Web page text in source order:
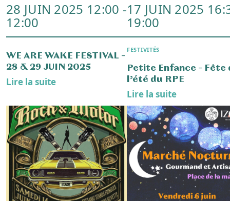
9 MARS 2025 12:30
ASSOCIATIONS
Course cycliste du
Cyclo-Club Izon
Lire la suite
6 FÉVR. 2025
ACTUALITÉ
Prochain Conseil
municipal
Lire la suite